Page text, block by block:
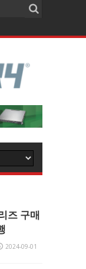
즈 구매
2024-09-01